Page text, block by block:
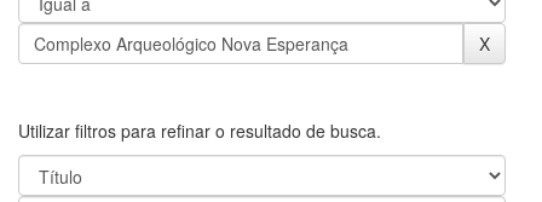
Utilizar filtros para refinar o resultado de busca.